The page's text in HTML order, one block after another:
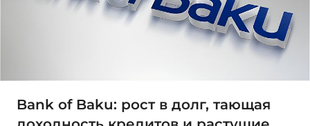
Bank of Baku: рост в долг, тающая